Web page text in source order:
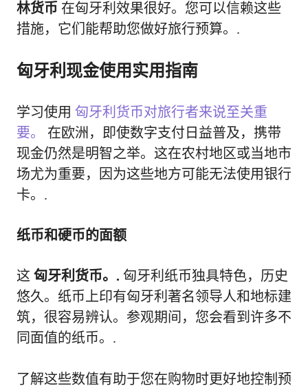
林货币 在匈牙利效果很好。您可以信赖这些
措施，它们能帮助您做好旅行预算。.
匈牙利现金使用实用指南
学习使用 匈牙利货币对旅行者来说至关重
要。
在欧洲，即使数字支付日益普及，携带
现金仍然是明智之举。这在农村地区或当地市
场尤为重要，因为这些地方可能无法使用银行
卡。.
纸币和硬币的面额
这 匈牙利货币。. 匈牙利纸币独具特色，历史
悠久。纸币上印有匈牙利著名领导人和地标建
筑，很容易辨认。参观期间，您会看到许多不
同面值的纸币。.
了解这些数值有助于您在购物时更好地控制预